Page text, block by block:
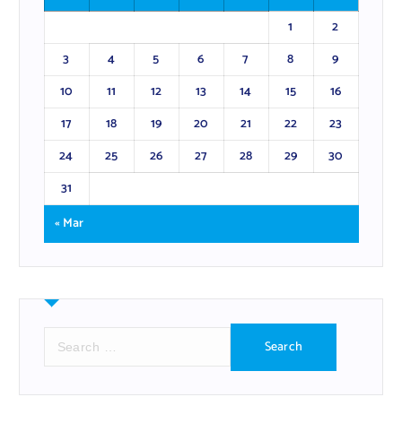
1
2
3
4 5 6 7 8
9
10
11 12 13 14 15
16
17
18 19 20 21 22
23
24
25 26 27 28 29
30
31
« Mar
r